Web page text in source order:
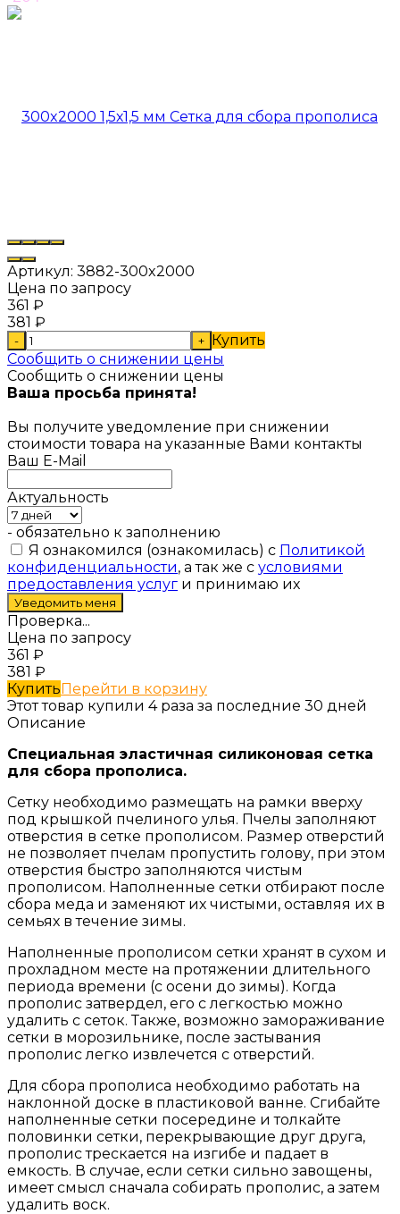
Артикул: 3882-300x2000
Цена по запросу
361 ₽
381 ₽
- + Купить
Сообщить о снижении цены
Сообщить о снижении цены
Ваша просьба принята!
Вы получите уведомление при снижении
стоимости товара на указанные Вами контакты
Ваш E-Mail
Актуальность
- обязательно к заполнению
Я ознакомился (ознакомилась) с Политикой
конфиденциальности, а так же с условиями
предоставления услуг и принимаю их
Проверка...
Цена по запросу
361 ₽
381 ₽
КупитьПерейти в корзину
Этот товар купили 4 раза за последние 30 дней
Описание
Специальная эластичная силиконовая сетка
для сбора прополиса.
Сетку необходимо размещать на рамки вверху
под крышкой пчелиного улья. Пчелы заполняют
отверстия в сетке прополисом. Размер отверстий
не позволяет пчелам пропустить голову, при этом
отверстия быстро заполняются чистым
прополисом. Наполненные сетки отбирают после
сбора меда и заменяют их чистыми, оставляя их в
семьях в течение зимы.
Наполненные прополисом сетки хранят в сухом и
прохладном месте на протяжении длительного
периода времени (с осени до зимы). Когда
прополис затвердел, его с легкостью можно
удалить с сеток. Также, возможно замораживание
сетки в морозильнике, после застывания
прополис легко извлечется с отверстий.
Для сбора прополиса необходимо работать на
наклонной доске в пластиковой ванне. Сгибайте
наполненные сетки посередине и толкайте
половинки сетки, перекрывающие друг друга,
прополис трескается на изгибе и падает в
емкость. В случае, если сетки сильно завощены,
имеет смысл сначала собирать прополис, а затем
удалить воск.